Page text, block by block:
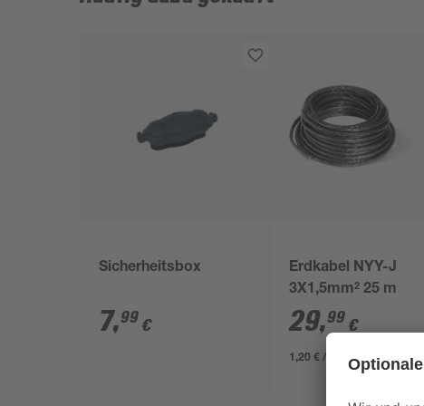
Sicherheitsbox
7,99 €
Erdkabel NYY-J
3X1,5mm² 25 m
29,99 €
1,20 € / Meter